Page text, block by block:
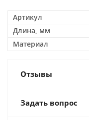
Артикул
Длина, мм
Материал
Отзывы
Задать вопрос